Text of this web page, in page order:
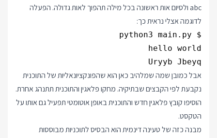
abc ולסיום אות ראשונה בכל מילה תהפוך לאות גדולה. הפעלה
לדוגמה אצלי נראית כך:
Uryyb Jbeyq
אבל כמובן שמה שמלהיב כאן הוא שהפונקציונאליות של התוכנית
נקבעת לפי הקבצים שבתיקיה. מחקו פלאגין והתוכנית תתנהג אחרת.
הוסיפו קובץ פלאגין חדש והתוכנית באופן אוטומטי תפעיל גם אותו על
הטקסט.
מבנה כזה של טעינה דינמית הוא הבסיס לתוכניות מבוססות